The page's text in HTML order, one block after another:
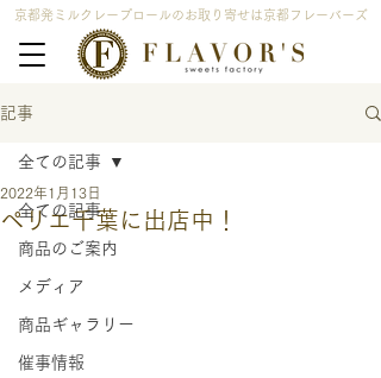
京都発ミルクレープロールのお取り寄せは京都フレーバーズ
記事
全ての記事
商品のご案内
メディア
商品ギャラリー
催事情報
全ての記事
ペリエ千葉に出店中！
2022年1月13日